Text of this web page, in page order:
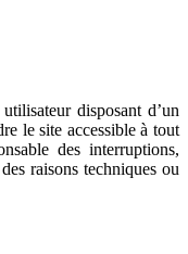
disposant d’un
le site accessible à tout
des interruptions,
raisons techniques ou